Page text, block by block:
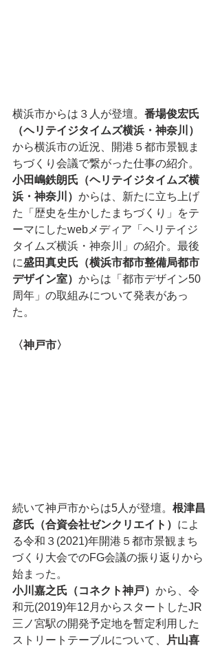
横浜市からは３人が登壇。 番場俊宏氏
（ヘリテイジタイムズ横浜・神奈川）
から横浜市の近況、開港５都市景観ま
ちづくり会議で繋がった仕事の紹介。
小田嶋鉄朗氏（ヘリテイジタイムズ横
浜・神奈川） からは、新たに立ち上げ
た「歴史を生かしたまちづくり」をテ
ーマにしたwebメディア「ヘリテイジ
タイムズ横浜・神奈川」の紹介。最後
に盛田真史氏（横浜市都市整備局都市
デザイン室） からは「都市デザイン50
周年」の取組みについて発表があっ
た。
〈神戸市〉
続いて神戸市からは5人が登壇。 根津昌
彦氏（合資会社ゼンクリエイト） によ
る令和３(2021)年開港５都市景観まち
づくり大会でのFG会議の振り返りから
始まった。
小川嘉之氏（コネクト神戸） から、令
和元(2019)年12月からスタートしたJR
三ノ宮駅の開発予定地を暫定利用した
ストリートテーブルについて、
片山喜